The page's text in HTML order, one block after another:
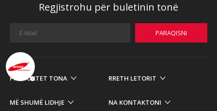
Regjistrohu për buletinin tonë
PARAQISNI
PRODUKTET TONA RRETH LETORIT
MË SHUMË LIDHJE NA KONTAKTONI